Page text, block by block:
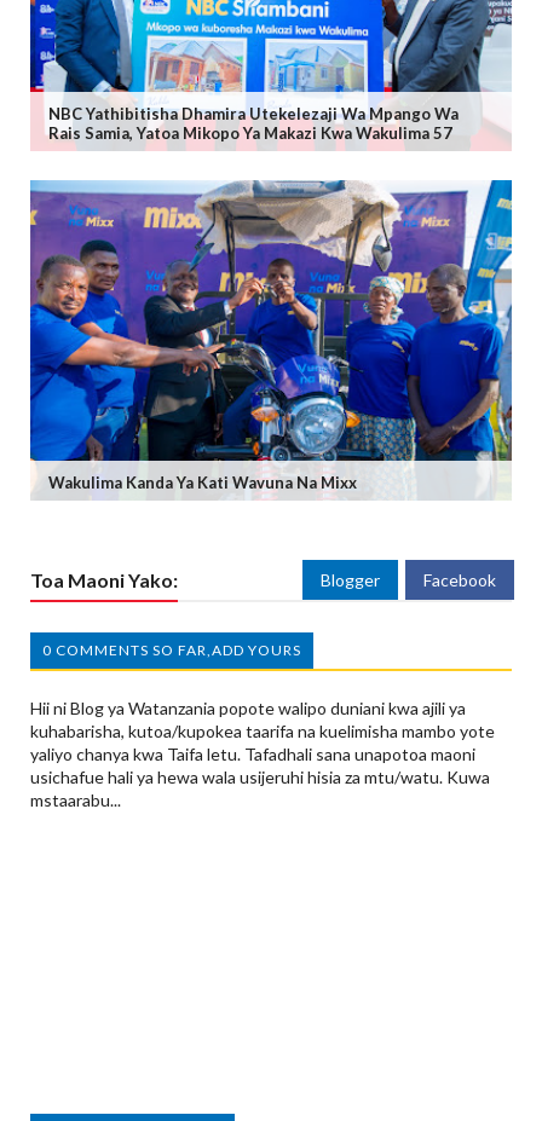
NBC Yathibitisha Dhamira Utekelezaji Wa Mpango Wa
Rais Samia, Yatoa Mikopo Ya Makazi Kwa Wakulima 57
Wakulima Kanda Ya Kati Wavuna Na Mixx
Toa Maoni Yako: Blogger Facebook
0 COMMENTS SO FAR,ADD YOURS
Hii ni Blog ya Watanzania popote walipo duniani kwa ajili ya
kuhabarisha, kutoa/kupokea taarifa na kuelimisha mambo yote
yaliyo chanya kwa Taifa letu. Tafadhali sana unapotoa maoni
usichafue hali ya hewa wala usijeruhi hisia za mtu/watu. Kuwa
mstaarabu...